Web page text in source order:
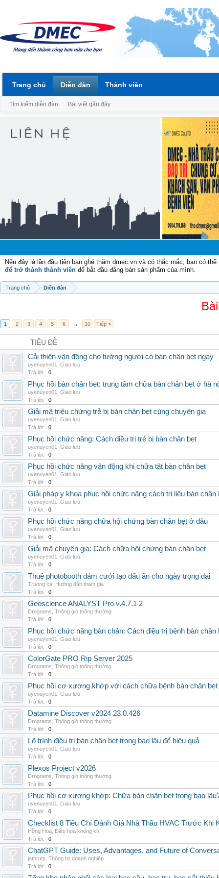
Nếu đây là lần đầu tiên bạn ghé thăm dmec.vn và có thắc mắc, bạn có
để trở thành thành viên để bắt đầu đăng bán sản phẩm của mình.
Trang chủ Diễn đàn
1 2 3 4 5 6 → 10 Tiếp >
TIÊU ĐỀ
Cải thiện vận động cho tướng người có bàn chân bẹt ngay
uyenuyen01
Giao lưu
Trả lời:
0
Phục hồi bàn chân bẹt: trung tâm chữa bàn chân bẹt ở hà
uyenuyen01
Giao lưu
Trả lời:
0
Giải mã triệu chứng trẻ bị bàn chân bẹt cùng chuyên gia
uyenuyen01
Giao lưu
Trả lời:
0
Phục hồi chức năng: Cách điều trị trẻ bị bàn chân bẹt
uyenuyen01
Giao lưu
Trả lời:
0
Phục hồi chức năng vận động khi chữa tật bàn chân bẹt
uyenuyen01
Giao lưu
Trả lời:
0
Giải pháp y khoa phục hồi chức năng cách trị liệu bàn chân
uyenuyen01
Giao lưu
Trả lời:
0
Phục hồi chức năng chữa hội chứng bàn chân bẹt ở đâu
uyenuyen01
Giao lưu
Trả lời:
0
Giải mã chuyên gia: Cách chữa hội chứng bàn chân bẹt
uyenuyen01
Giao lưu
Trả lời:
0
Thuê photobooth đám cưới tạo dấu ấn cho ngày trọng đại
Truong ca Hướng dẫn tham gia
Trả lời:
0
Geoscience ANALYST Pro v.4.7.1 2
Drograms Thông gió thông thường
Trả lời:
0
Phục hồi chức năng bàn chân: Cách điều trị bệnh bàn chân
uyenuyen01
Giao lưu
Trả lời:
0
ColorGate PRO Rip Server 2025
Drograms Thông gió thông thường
Trả lời:
0
Phục hồi cơ xương khớp với cách chữa bệnh bàn chân bẹt
uyenuyen01
Giao lưu
Trả lời:
0
Datamine Discover v2024 23.0.426
Drograms Thông gió thông thường
Trả lời:
0
Lộ trình điều trị bàn chân bẹt trong bao lâu để hiệu quả
uyenuyen01
Giao lưu
Trả lời:
0
Plexos Project v2026
Drograms Thông gió thông thường
Trả lời:
0
Phục hồi cơ xương khớp: Chữa bàn chân bẹt trong bao
uyenuyen01
Giao lưu
Trả lời:
0
Checklist 8 Tiêu Chí Đánh Giá Nhà Thầu HVAC Trước Khi
Hồng Hoa Điều hoà không khí
Trả lời:
0
ChatGPT Guide: Uses, Advantages, and Future of
jathrutp Thông tin doanh nghiệp
Trả lời:
0
Trang chủ Diễn đàn
Tìm kiếm diễn đàn Bài viết gần đây
Thành viên